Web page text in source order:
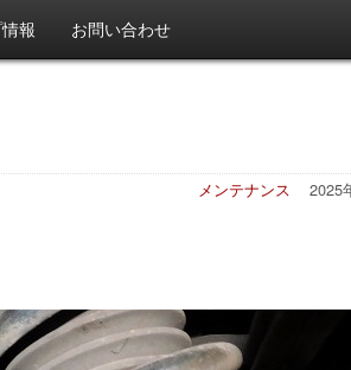
報 お問い合わせ
2025
メンテナンス